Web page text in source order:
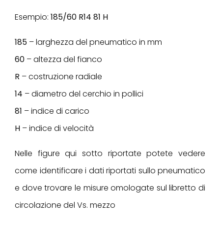
Esempio: 185/60 R14 81 H
185 – larghezza del pneumatico in mm
60 – altezza del fianco
R – costruzione radiale
14 – diametro del cerchio in pollici
81 – indice di carico
H – indice di velocità
Nelle figure qui sotto riportate potete vedere
come identificare i dati riportati sullo pneumatico
e dove trovare le misure omologate sul libretto di
circolazione del Vs. mezzo